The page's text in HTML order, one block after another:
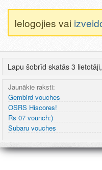
Ielogojies vai
Lapu šobrīd skatās 3
Jaunākie raksti:
Gembird vouches
OSRS Hiscores!
Rs 07 vounch:)
Subaru vouches